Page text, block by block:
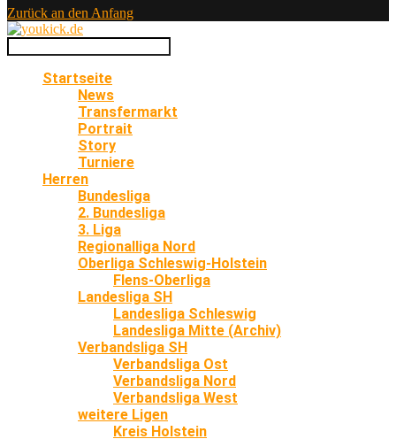
Zurück an den Anfang
Startseite
News
Transfermarkt
Portrait
Story
Turniere
Herren
Bundesliga
2. Bundesliga
3. Liga
Regionalliga Nord
Oberliga Schleswig-Holstein
Flens-Oberliga
Landesliga SH
Landesliga Schleswig
Landesliga Mitte (Archiv)
Verbandsliga SH
Verbandsliga Ost
Verbandsliga Nord
Verbandsliga West
weitere Ligen
Kreis Holstein